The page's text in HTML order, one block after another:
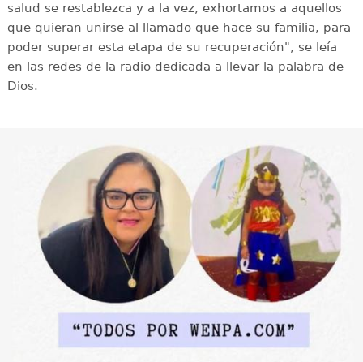
salud se restablezca y a la vez, exhortamos a aquellos
que quieran unirse al llamado que hace su familia, para
poder superar esta etapa de su recuperación", se leía
en las redes de la radio dedicada a llevar la palabra de
Dios.